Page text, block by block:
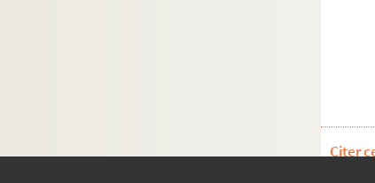
184. 184
Citer